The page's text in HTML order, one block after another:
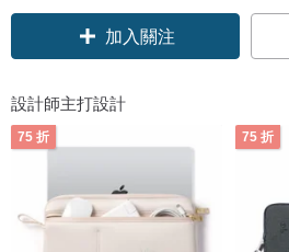
領優惠券
設計師主打設計
75 折 75 折